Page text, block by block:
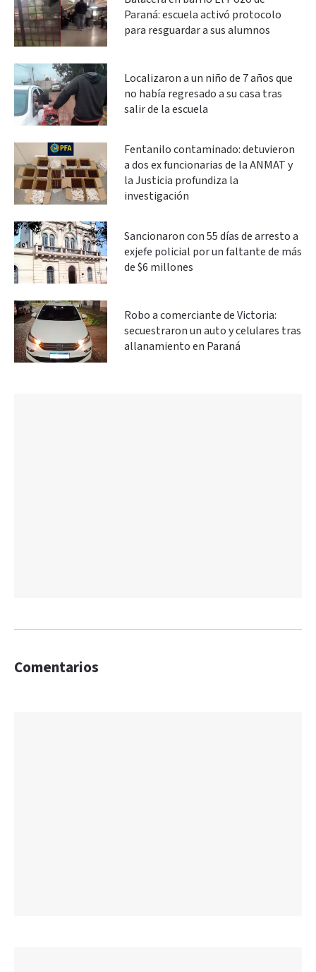
Paraná: escuela activó protocolo
para resguardar a sus alumnos
Localizaron a un niño de 7 años que
no había regresado a su casa tras
salir de la escuela
Fentanilo contaminado: detuvieron
a dos ex funcionarias de la ANMAT y
la Justicia profundiza la
investigación
Sancionaron con 55 días de arresto a
exjefe policial por un faltante de más
de $6 millones
Robo a comerciante de Victoria:
secuestraron un auto y celulares tras
allanamiento en Paraná
Comentarios